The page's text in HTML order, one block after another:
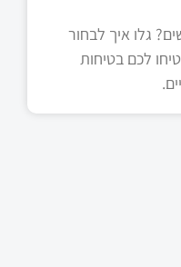
גלו איך לבחור
לכם בטיחות